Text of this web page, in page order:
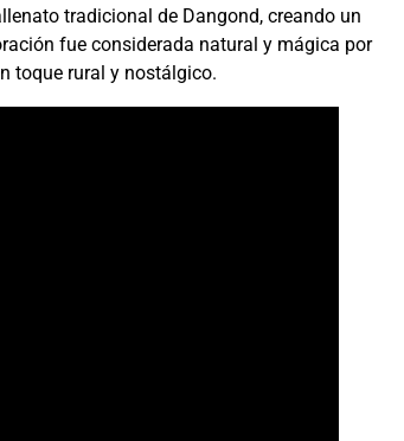
tradicional de Dangond, creando un
fue considerada natural y mágica por
toque rural y nostálgico.